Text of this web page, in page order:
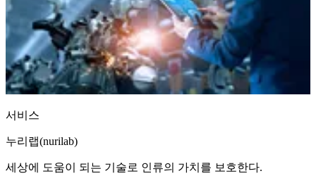
서비스
누리랩(nurilab)
세상에 도움이 되는 기술로 인류의 가치를 보호한다.